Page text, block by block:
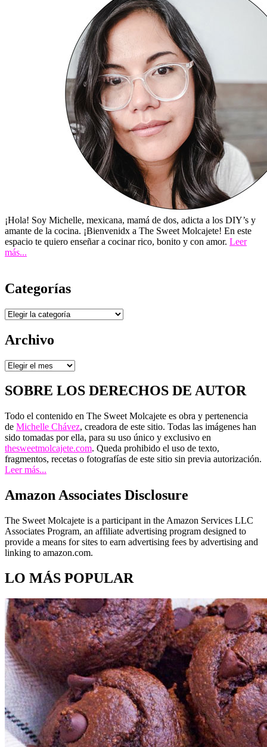
¡Hola! Soy Michelle, mexicana, mamá de dos, adicta a los DIY’s y
amante de la cocina. ¡Bienvenidx a The Sweet Molcajete! En este
espacio te quiero enseñar a cocinar rico, bonito y con amor. Leer
más...
Categorías
Categorías
Archivo
Archivo
SOBRE LOS DERECHOS DE AUTOR
Todo el contenido en The Sweet Molcajete es obra y pertenencia
de Michelle Chávez, creadora de este sitio. Todas las imágenes han
sido tomadas por ella, para su uso único y exclusivo en
thesweetmolcajete.com. Queda prohibido el uso de texto,
fragmentos, recetas o fotografías de este sitio sin previa autorización.
Leer más...
Amazon Associates Disclosure
The Sweet Molcajete is a participant in the Amazon Services LLC
Associates Program, an affiliate advertising program designed to
provide a means for sites to earn advertising fees by advertising and
linking to amazon.com.
LO MÁS POPULAR